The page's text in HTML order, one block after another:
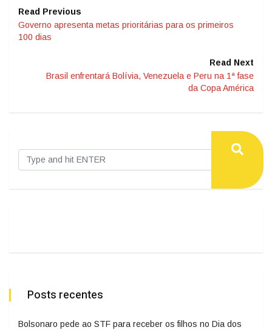
Read Previous
Governo apresenta metas prioritárias para os primeiros
100 dias
Read Next
Brasil enfrentará Bolívia, Venezuela e Peru na 1ª fase
da Copa América
Posts recentes
Bolsonaro pede ao STF para receber os filhos no Dia dos